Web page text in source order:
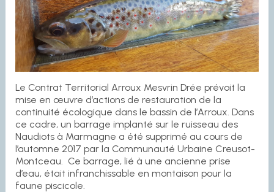
Le Contrat Territorial Arroux Mesvrin Drée prévoit la
mise en œuvre d’actions de restauration de la
continuité écologique dans le bassin de l’Arroux. Dans
ce cadre, un barrage implanté sur le ruisseau des
Naudiots à Marmagne a été supprimé au cours de
l’automne 2017 par la Communauté Urbaine Creusot-
Montceau. Ce barrage, lié à une ancienne prise
d’eau, était infranchissable en montaison pour la
faune piscicole.